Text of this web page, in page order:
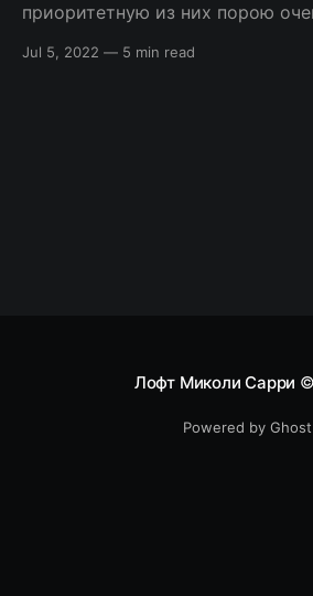
приоритетную из них порою
могут прийти полезные
Jul 5, 2022 — 5 min read
Лофт Миколи Сарри
Powered by Ghost